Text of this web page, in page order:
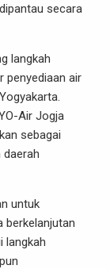
secara
langkah
penyediaan air
Air Jogja
sebagai
daerah
untuk
berkelanjutan
langkah